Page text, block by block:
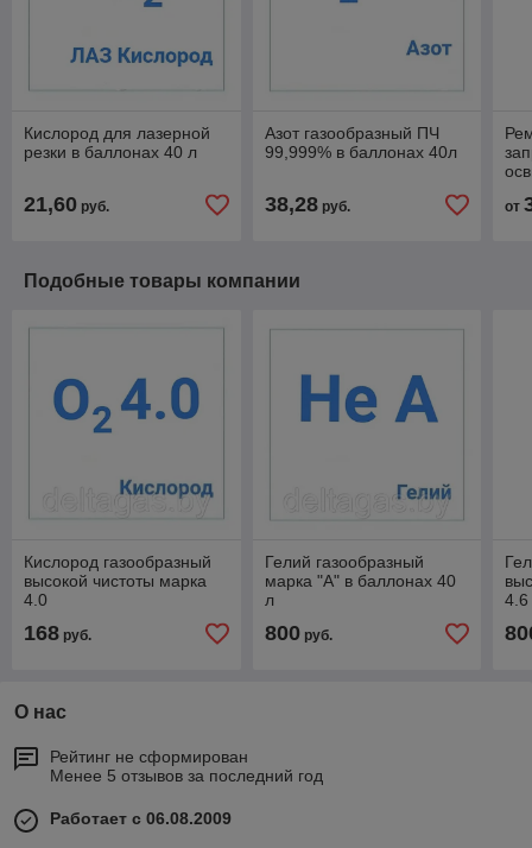
Кислород для лазерной
резки в баллонах 40 л
21,60 руб.
Азот газообразный ПЧ
99,999% в баллонах 40л
38,28руб. от
Подобные товары компании
Кислород газообразный
высокой чистоты марка
4.0
168 руб.
Гелий газообразный
марка "А" в баллонах 40
л
800руб.
4.6
О нас
Рейтинг не сформирован
Менее 5 отзывов за последний год
Работает с 06.08.2009